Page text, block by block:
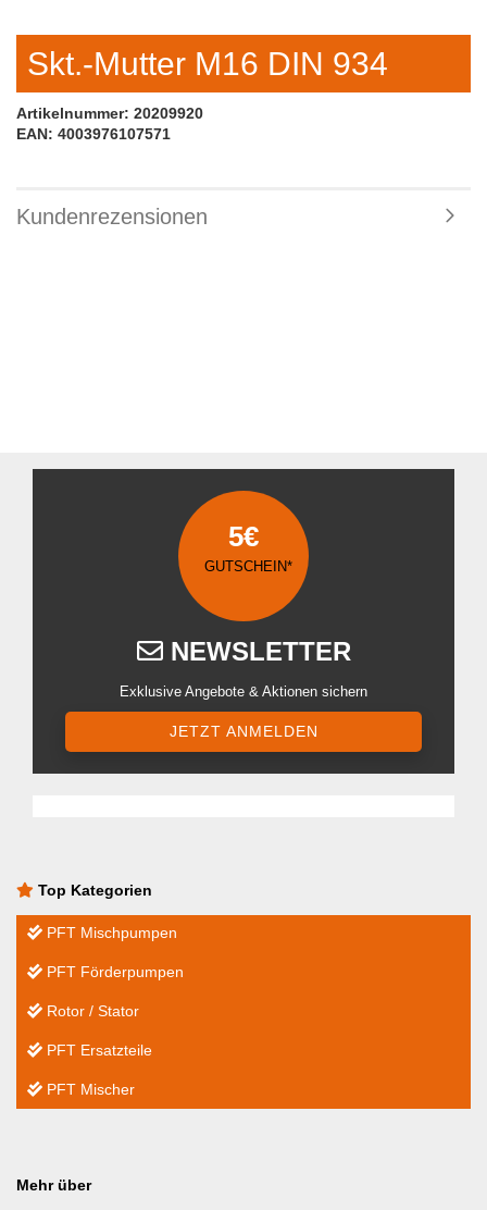
Skt.-Mutter M16 DIN 934
Artikelnummer: 20209920
EAN: 4003976107571
Kundenrezensionen
5€
GUTSCHEIN*
NEWSLETTER
Exklusive Angebote & Aktionen sichern
JETZT ANMELDEN
Top Kategorien
PFT Mischpumpen
PFT Förderpumpen
Rotor / Stator
PFT Ersatzteile
PFT Mischer
Mehr über